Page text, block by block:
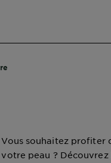
Vous souhaitez profiter
votre peau ? Découvrez